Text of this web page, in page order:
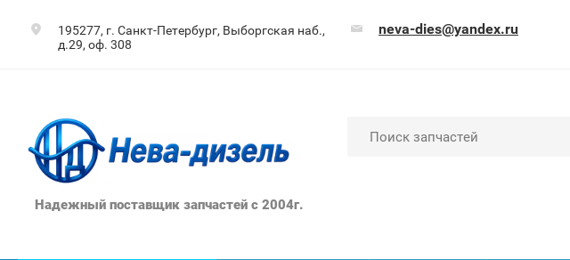
195277, г. Санкт-Петербург, Выборгская наб.,
д.29, оф. 308
neva-dies@yandex.ru
Надежный поставщик запчастей с 2004г.